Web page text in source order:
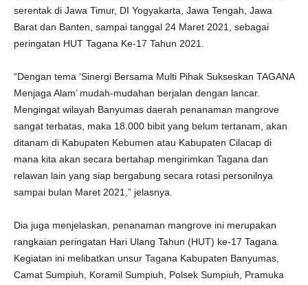
serentak di Jawa Timur, DI Yogyakarta, Jawa Tengah, Jawa
Barat dan Banten, sampai tanggal 24 Maret 2021, sebagai
peringatan HUT Tagana Ke-17 Tahun 2021.
“Dengan tema ‘Sinergi Bersama Multi Pihak Sukseskan TAGANA
Menjaga Alam’ mudah-mudahan berjalan dengan lancar.
Mengingat wilayah Banyumas daerah penanaman mangrove
sangat terbatas, maka 18.000 bibit yang belum tertanam, akan
ditanam di Kabupaten Kebumen atau Kabupaten Cilacap di
mana kita akan secara bertahap mengirimkan Tagana dan
relawan lain yang siap bergabung secara rotasi personilnya
sampai bulan Maret 2021,” jelasnya.
Dia juga menjelaskan, penanaman mangrove ini merupakan
rangkaian peringatan Hari Ulang Tahun (HUT) ke-17 Tagana.
Kegiatan ini melibatkan unsur Tagana Kabupaten Banyumas,
Camat Sumpiuh, Koramil Sumpiuh, Polsek Sumpiuh, Pramuka